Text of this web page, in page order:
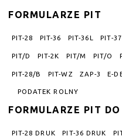
FORMULARZE PIT
PIT-28 PIT-36 PIT-36L PIT-37
PIT/D PIT-2K PIT/M PIT/O
PIT-28/B PIT-WZ ZAP-3 E-
PODATEK ROLNY
FORMULARZE PIT DO
PIT-28 DRUK PIT-36 DRUK